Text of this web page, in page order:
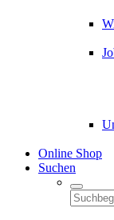
Online Shop
Suchen